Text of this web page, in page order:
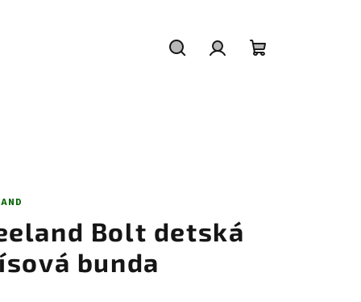
Bolt detská
bunda